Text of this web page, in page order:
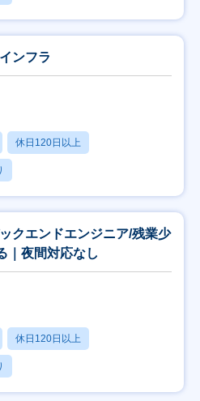
ンフラ
休日120日以上
クエンドエンジニア/残業少
｜夜間対応なし
休日120日以上